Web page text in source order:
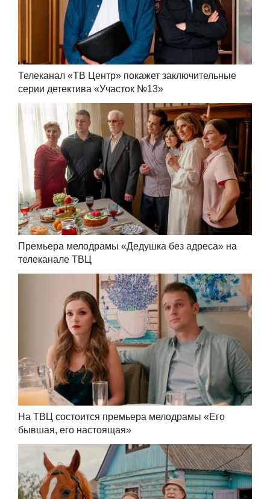
Телеканал «ТВ Центр» покажет заключительные
серии детектива «Участок №13»
Премьера мелодрамы «Дедушка без адреса» на
телеканале ТВЦ
На ТВЦ состоится премьера мелодрамы «Его
бывшая, его настоящая»